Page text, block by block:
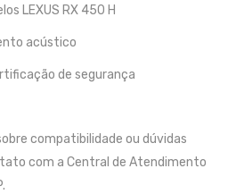
LEXUS RX 450 H
acústico
de segurança
compatibilidade ou dúvidas
com a Central de Atendimento